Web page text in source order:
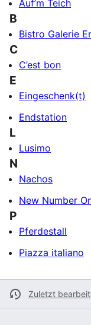
Auf’m Teich
B
Bistro Galerie
C
C’est bon
E
Eingeschenk(t)
Endstation
L
Lusimo
N
Nachos
New Number
P
Pferdestall
Piazza italiano
Zuletzt